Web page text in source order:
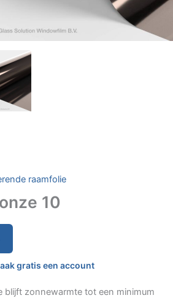
raamfolie
10
gratis een account
blijft zonnewarmte tot een minimum